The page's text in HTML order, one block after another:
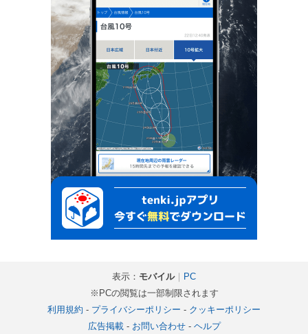
表示： モバイル｜ PC
※PCの閲覧は一部制限されます
利用規約 - プライバシーポリシー - クッキーポリシー
広告掲載- お問い合わせ- ヘルプ